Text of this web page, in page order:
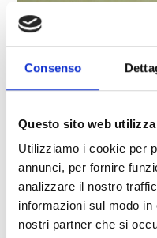
Consenso
Questo sito web
Utilizziamo i cookie per
annunci, per fornire
analizzare il nostro
informazioni sul modo
nostri partner che si
CAPPELLA DI MARIA
Piazza Principale 14
39021Laces
T+39 0473 623109
torna alla lista